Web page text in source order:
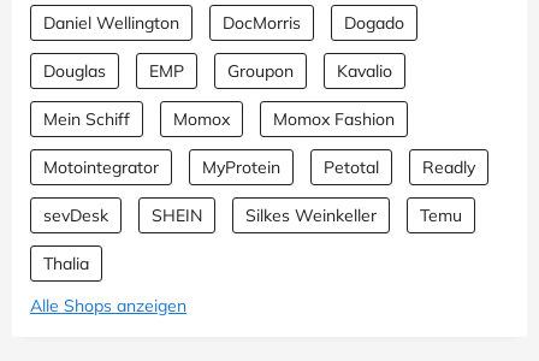
Daniel Wellington DocMorris Dogado
Douglas EMP Groupon Kavalio
Mein Schiff Momox Momox Fashion
Motointegrator MyProtein Petotal Readly
sevDesk SHEIN Silkes Weinkeller Temu
Thalia
Alle Shops anzeigen